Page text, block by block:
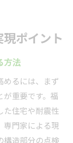
ポイント
方法
めるには、まず
重要です。福
た住宅や耐震性
専門家による現
構造部分の点検